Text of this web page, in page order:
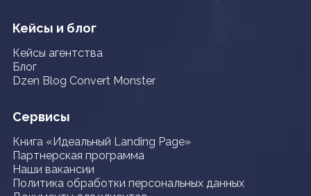
Кейсы и блог
Кейсы агентства
Блог
Dzen Blog Convert Monster
Сервисы
Книга «Идеальный Landing Page»
Партнерская программа
Наши вакансии
Политика обработки персональных данных